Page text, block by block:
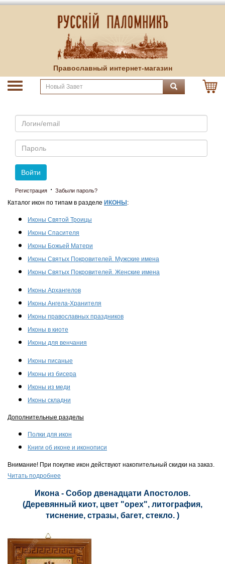
Православный интернет-магазин
Email
Пароль
Войти
Регистрация · Забыли пароль?
Каталог икон по типам в разделе ИКОНЫ :
Иконы Святой Троицы
Иконы Спасителя
Иконы Божьей Матери
Иконы Святых Покровителей. Мужские имена
Иконы Святых Покровителей. Женские имена
Иконы Архангелов
Иконы Ангела-Хранителя
Иконы православных праздников
Иконы в киоте
Иконы для венчания
Иконы писаные
Иконы из бисера
Иконы из меди
Иконы складни
Дополнительные разделы
Полки для икон
Книги об иконе и иконописи
Внимание! При покупке икон действуют накопительный скидки на заказ.
Читать подробнее
Икона - Собор двенадцати Апостолов.
(Деревянный киот, цвет "орех", литография,
тиснение, стразы, багет, стекло. )